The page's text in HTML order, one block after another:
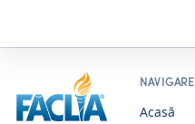
NAVIGARE
Acasă